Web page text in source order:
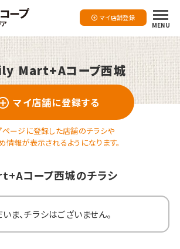
マイ店舗登録
MENU
Mart+Aコープ西城
マイ店舗に登録する
ページに登録した店舗のチラシや
情報が表示されるようになります。
コープ西城のチラシ
ま、チラシはございません。